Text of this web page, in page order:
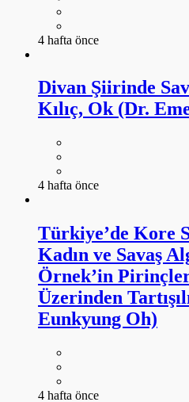
4 hafta önce
Divan Şiirinde
Kılıç, Ok (Dr.
4 hafta önce
Türkiye’de Kore
Kadın ve Savaş
Örnek’in
Üzerinden
Eunkyung Oh)
4 hafta önce